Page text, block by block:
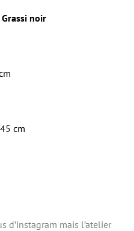
noir
cm
d’instagram mais l’atelier